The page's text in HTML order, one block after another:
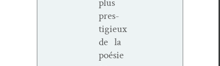
pres­
tigieux
de la
poésie